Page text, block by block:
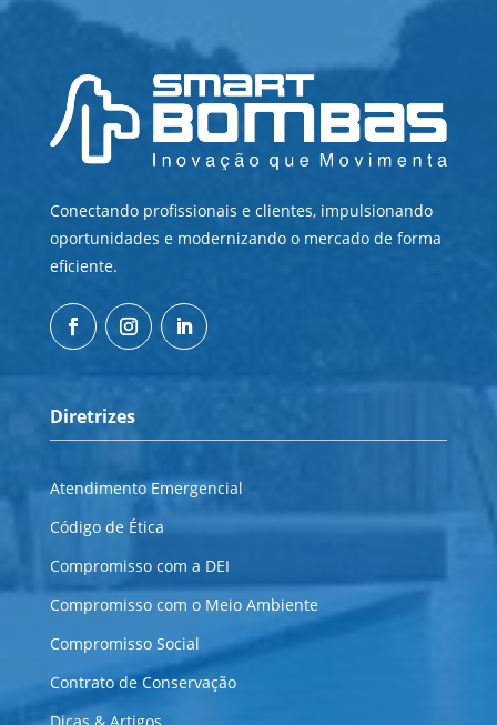
Conectando profissionais e clientes, impulsionando
oportunidades e modernizando o mercado de forma
eficiente.
Diretrizes
Atendimento Emergencial
Código de Ética
Compromisso com a DEI
Compromisso com o Meio Ambiente
Compromisso Social
Contrato de Conservação